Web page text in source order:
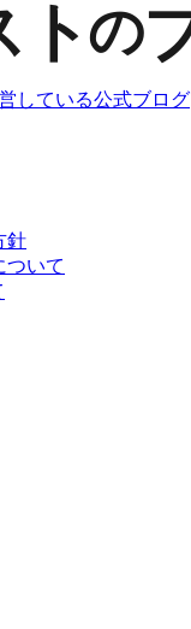
している公式ブログ
針
ついて